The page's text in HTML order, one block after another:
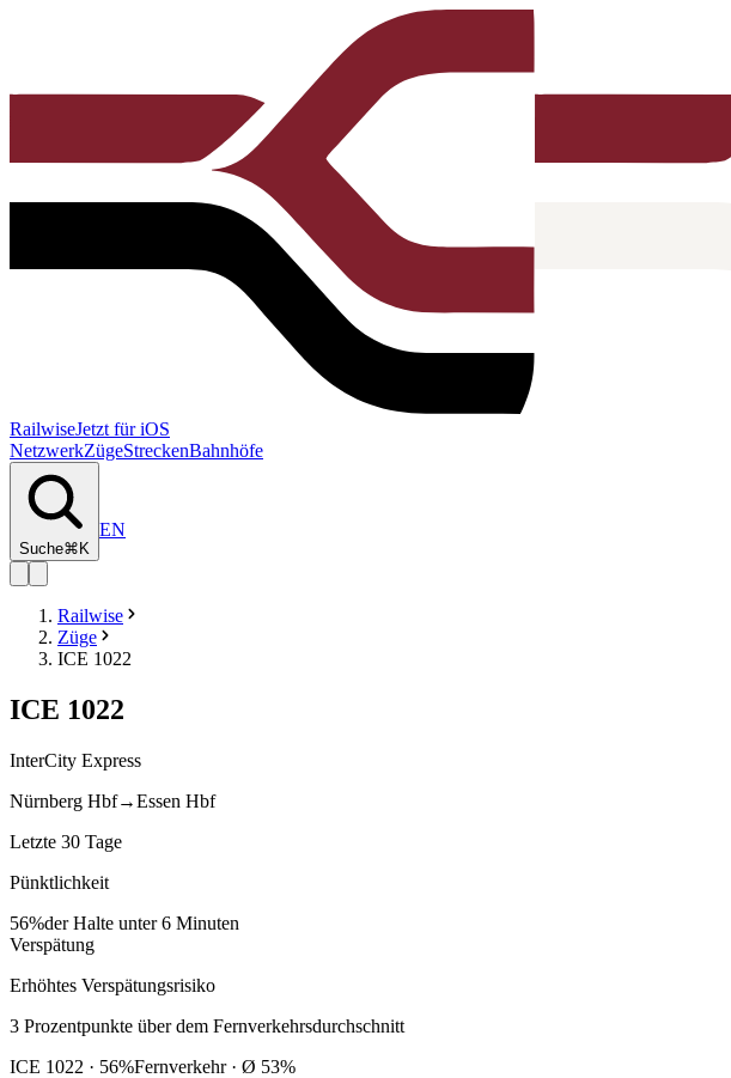
RailwiseJetzt für iOS
NetzwerkZügeStreckenBahnhöfe
Suche⌘K
EN
Railwise
Züge
ICE 1022
ICE 1022
InterCity Express
Nürnberg Hbf→Essen Hbf
Letzte 30 Tage
Pünktlichkeit
56%der Halte unter 6 Minuten
Verspätung
Erhöhtes Verspätungsrisiko
3 Prozentpunkte über dem Fernverkehrsdurchschnitt
ICE 1022 · 56%Fernverkehr · Ø 53%